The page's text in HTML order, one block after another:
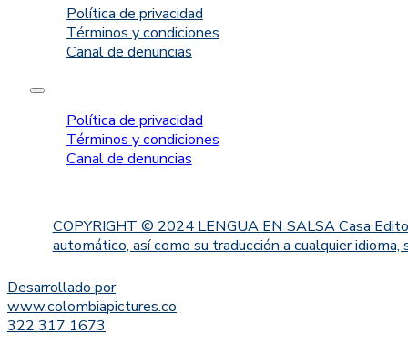
Política de privacidad
Términos y condiciones
Canal de denuncias
Política de privacidad
Términos y condiciones
Canal de denuncias
COPYRIGHT © 2024 LENGUA EN SALSA Casa
automático, así como su traducción a cualquier
Desarrollado por
www.colombiapictures.co
322 317 1673